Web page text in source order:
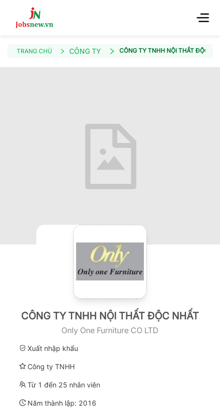
TRANG CHỦ CÔNG TY CÔNG TY TNHH NỘI THẤT ĐỘC
CÔNG TY TNHH NỘI THẤT ĐỘC NHẤT
Only One Furniture CO LTD
Xuất nhập khẩu
Công ty TNHH
Từ 1 đến 25 nhân viên
Năm thành lập: 2016